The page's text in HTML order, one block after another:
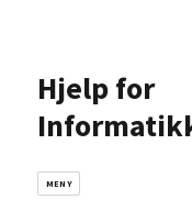
Hjelp for
MENY